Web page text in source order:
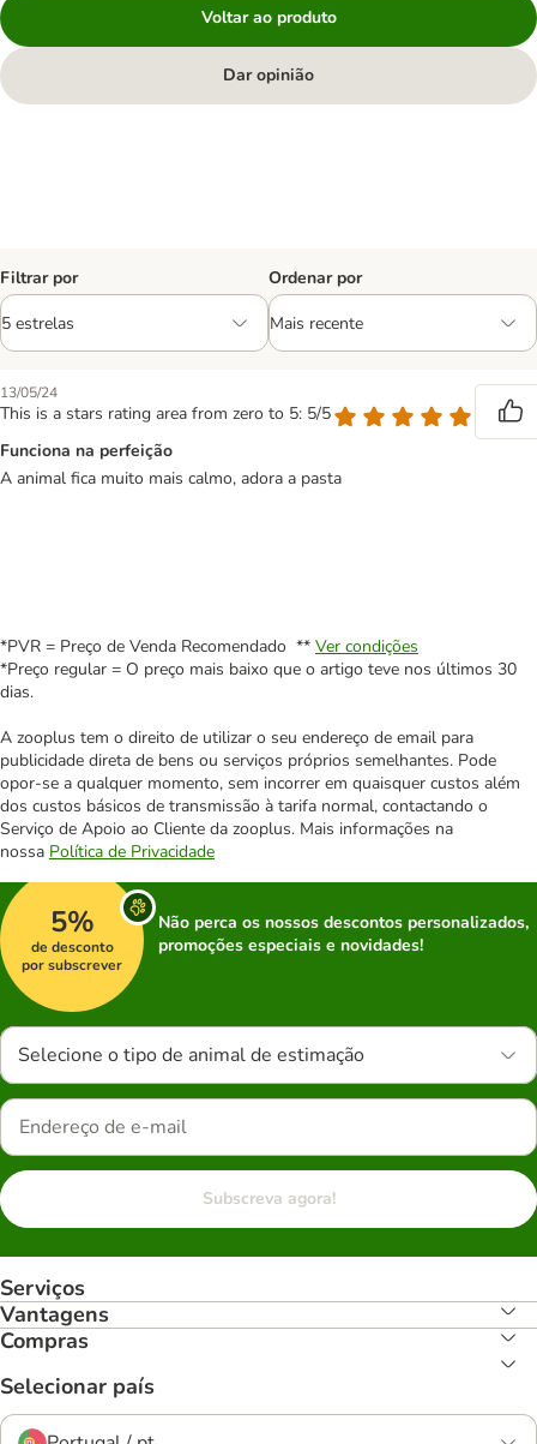
Voltar ao produto
Dar opinião
Filtrar por Ordenar por
13/05/24
This is a stars rating area from zero to 5: 5/5
Funciona na perfeição
A animal fica muito mais calmo, adora a pasta
*PVR = Preço de Venda Recomendado ** Ver condições
*Preço regular = O preço mais baixo que o artigo teve nos últimos 30
dias.
A zooplus tem o direito de utilizar o seu endereço de email para
publicidade direta de bens ou serviços próprios semelhantes. Pode
opor-se a qualquer momento, sem incorrer em quaisquer custos além
dos custos básicos de transmissão à tarifa normal, contactando o
Serviço de Apoio ao Cliente da zooplus. Mais informações na
nossa Política de Privacidade
5%
de desconto
por subscrever
Não perca os nossos descontos personalizados,
promoções especiais e novidades!
Selecione o tipo de animal de estimação
Subscreva agora!
Serviços
Vantagens
Compras
Selecionar país